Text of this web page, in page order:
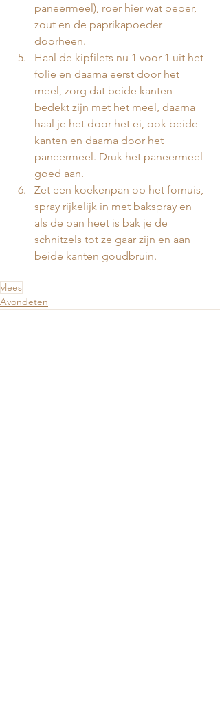
paneermeel), roer hier wat peper,
zout en de paprikapoeder
doorheen.
Haal de kipfilets nu 1 voor 1 uit het
folie en daarna eerst door het
meel, zorg dat beide kanten
bedekt zijn met het meel, daarna
haal je het door het ei, ook beide
kanten en daarna door het
paneermeel. Druk het paneermeel
goed aan.
Zet een koekenpan op het fornuis,
spray rijkelijk in met bakspray en
als de pan heet is bak je de
schnitzels tot ze gaar zijn en aan
beide kanten goudbruin.
vlees
Avondeten